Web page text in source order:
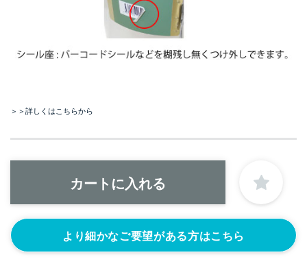
＞＞詳しくはこちらから
より細かなご要望がある方はこちら